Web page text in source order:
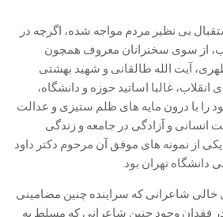
بی نظیر مردم مواجه شده، اگرچه در
از سوی سخنرانان معروف همچون
آیت الله طالقانی و شهید بهشتی
غالبا اساتید حوزه و دانشگاه،
را با درون مایه های ظلم ستیزی و عدالت
انسانی و آزادگی در جامعه و زندگی
از نمونه های موفق آن مرحوم دکتر داود
تهران بود.
خالی شاعرانی که سراینده چنین مضامینی
فقدان وجود چنین شاعرانی که مسلط به